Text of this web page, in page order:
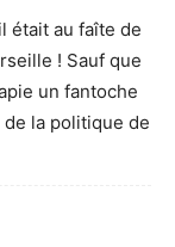
était au faîte de
! Sauf que
un fantoche
la politique de